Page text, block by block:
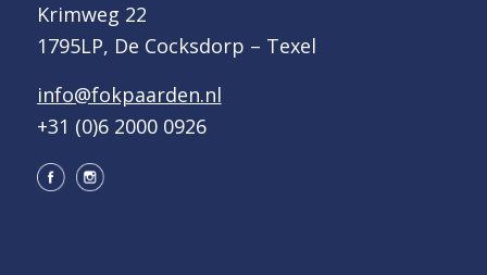
Krimweg 22
1795LP, De Cocksdorp – Texel
info@fokpaarden.nl
+31 (0)6 2000 0926